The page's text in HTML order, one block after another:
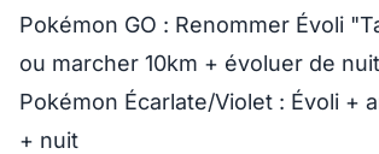
Pokémon GO : Renommer Évoli
ou marcher 10km + évoluer de nuit
Pokémon Écarlate/Violet : Évoli +
+ nuit